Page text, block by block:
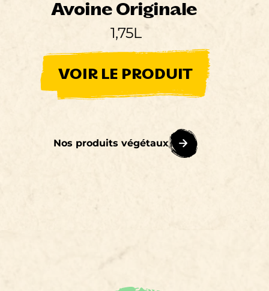
Avoine Originale
1,75L
VOIR LE PRODUIT
Nos produits végétaux